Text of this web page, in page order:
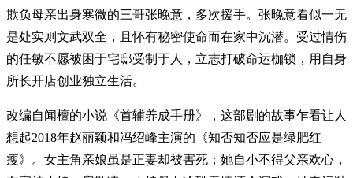
欺负母亲出身寒微的三哥张晚意，多次援手。张晚意看似一无
是处实则文武双全，且怀有秘密使命而在家中沉潜。受过情伤
的任敏不愿被困于宅邸受制于人，立志打破命运枷锁，用自身
所长开店创业独立生活。
改编自闻檀的小说《首辅养成手册》，这部剧的故事乍看让人
想起2018年赵丽颖和冯绍峰主演的《知否知否应是绿肥红
瘦》。女主角亲娘虽是正妻却被害死；她自小不得父亲欢心，